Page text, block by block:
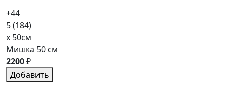
+44
5(184)
x 50см
Мишка 50 см
2200₽
Добавить